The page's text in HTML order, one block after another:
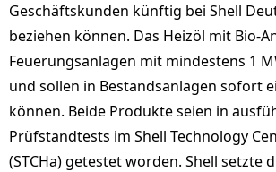
Geschäftskunden künftig bei Shell
beziehen können. Das Heizöl mit Bio-
Feuerungsanlagen mit mindestens 1
und sollen in Bestandsanlagen sofort
können. Beide Produkte seien in
Prüfstandtests im Shell Technology
(STCHa) getestet worden. Shell setzte